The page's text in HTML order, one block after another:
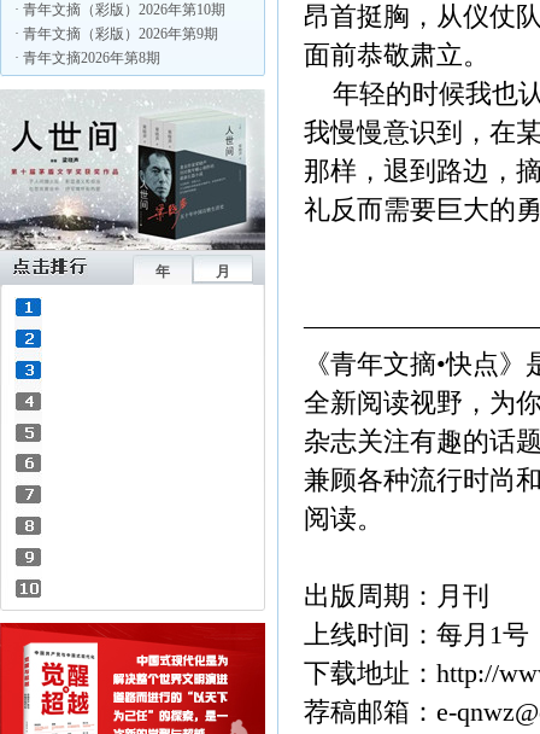
· 青年文摘（彩版）2026年第10期
· 青年文摘（彩版）2026年第9期
· 青年文摘2026年第8期
年 月
昂首挺胸，从仪仗
面前恭敬肃立。
年轻的时候我也
我慢慢意识到，在
那样，退到路边，
礼反而需要巨大的
《青年文摘•快点
全新阅读视野，为
杂志关注有趣的话
兼顾各种流行时尚
阅读。
出版周期：月刊
上线时间：每月1号
下载地址：http://
荐稿邮箱：e-